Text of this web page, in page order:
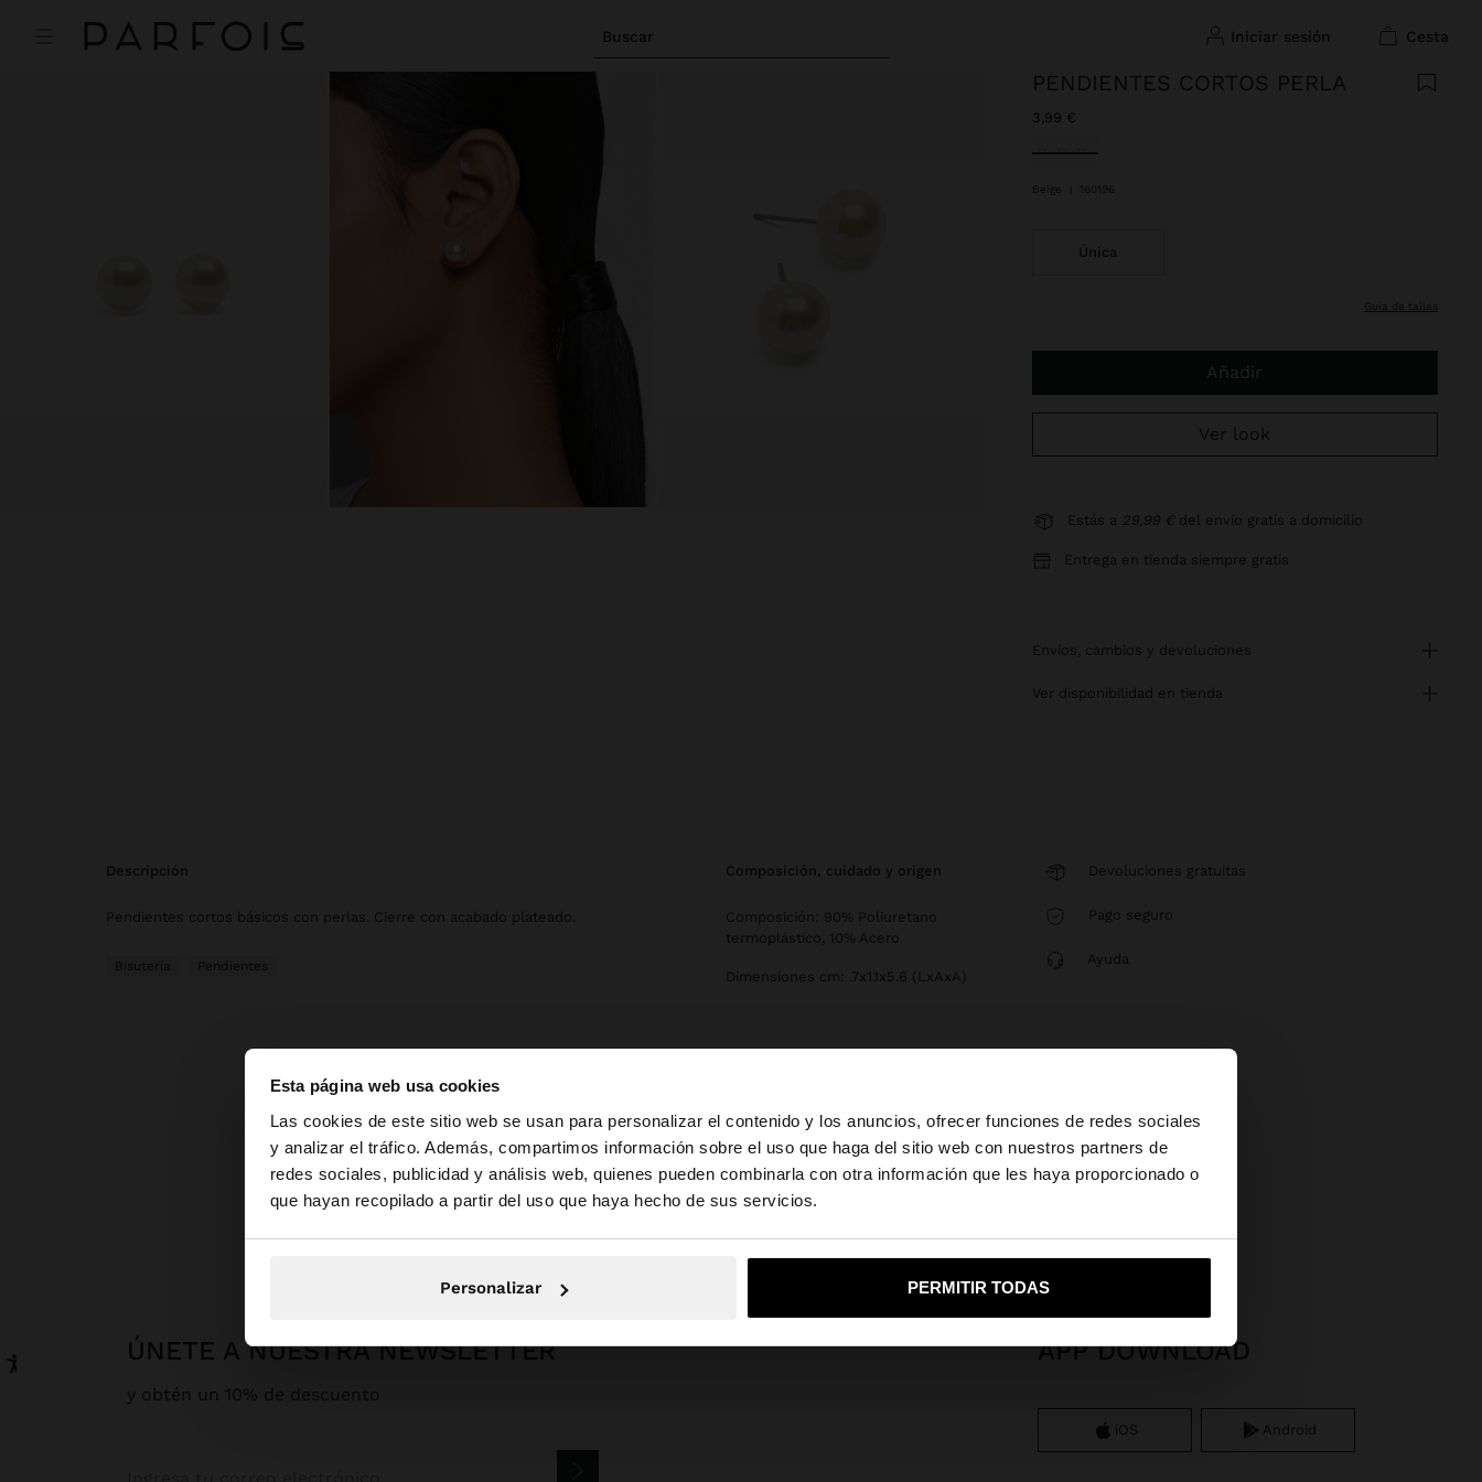
Esta página web usa cookies
Las cookies de este sitio web se usan para personalizar el contenido y los anuncios, ofrecer funciones de redes sociales
y analizar el tráfico. Además, compartimos información sobre el uso que haga del sitio web con nuestros partners de
redes sociales, publicidad y análisis web, quienes pueden combinarla con otra información que les haya proporcionado o
que hayan recopilado a partir del uso que haya hecho de sus servicios.
Personalizar PERMITIR TODAS
Buscar iniciar sesión cesta
hola ×
Estás accediendo a la web de España. ¿Quieres ir a la web de United States?
No, continuar en la web de España Sí, llévame a United States
PENDIENTES CORTOS PERLA
3,99 €
Seleccionado
Beige 160196
Única
guía de tallas
Añadir
Ver look
Estás a 29,99 € del envío gratis a domicilio
Entrega en tienda siempre gratis
envíos, cambios y devoluciones
ver disponibilidad en tienda
descripción
Pendientes cortos básicos con perlas. Cierre con acabado plateado.
Bisutería Pendientes
composición, cuidado y origen
Composición: 90% Poliuretano
termoplástico, 10% Acero
Dimensiones cm: .7x1.1x5.6 (LxAxA)
Devoluciones gratuitas
Pago seguro
Ayuda
Parfois Bisutería
ÚNETE A NUESTRA NEWSLETTER
y obtén un 10% de descuento
APP DOWNLOAD
iOS Android